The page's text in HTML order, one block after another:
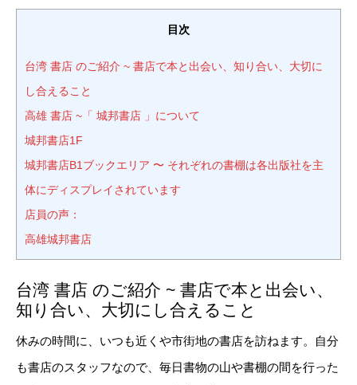
目次
台湾 書店 のご紹介 ~ 書店で本と出会い、知り合い、大切に
し合えること
高雄 書店 ~「 城邦書店 」について
城邦書店1F
城邦書店B1ブックエリア 〜 それぞれの書棚は各出版社を主
体にディスプレイされています
店員の声：
高雄城邦書店
台湾 書店 のご紹介 ~ 書店で本と出会い、
知り合い、大切にし合えること
休みの時間に、いつも近くや市街地の書店を訪ねます。自分
も書店のスタッフなので、毎日書物の山や書棚の間を行った